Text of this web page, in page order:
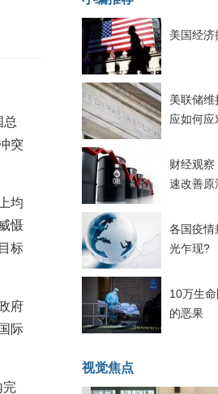
债市回调十年期债表现最弱
逾3% 沪银及两粕涨势喜人
之星发射成功，全产业链解析
市场数据分析周报（2020. 08.17—2020.08.21）
突
均
慑
标
府
际
完
美国经
美联储
应如何应
财经观察
速改善原
各国疫情
光乍现?
10万生
的恶果
视觉焦点